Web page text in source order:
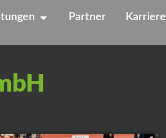
Partner Karriere